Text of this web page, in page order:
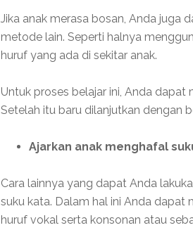
Jika anak merasa bosan, Anda juga
metode lain. Seperti halnya
huruf yang ada di sekitar anak.
Untuk proses belajar ini, Anda
Setelah itu baru dilanjutkan dengan
Ajarkan anak menghafal
Cara lainnya yang dapat Anda
suku kata. Dalam hal ini Anda dapat
huruf vokal serta konsonan atau